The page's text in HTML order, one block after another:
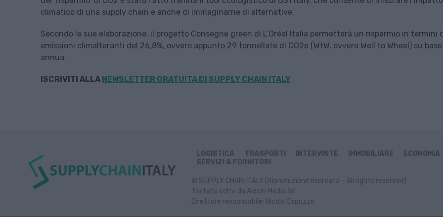
climatico di una supply chain e anche di immaginarne di alternative.
Secondo le sue elaborazione, il progetto Consegne green di L’Oréal Italia permetterà un risparmio in termini
emissioni climalteranti del 26,8%, ovvero appunto 29 tonnellate di CO2e (WtW, ovvero Well to Wheel) su base
annua.
ISCRIVITI ALLA NEWSLETTER GRATUITA DI SUPPLY CHAIN ITALY
LOGISTICA TRASPORTI INTERVISTE IMMOBILIARE ECONOMIA
SERVIZI & FORNITORI
© SUPPLY CHAIN ITALY (Riproduzione riservata – All rights reserved)
Testata edita da Alocin Media Srl
Direttore responsabile: Nicola Capuzzo